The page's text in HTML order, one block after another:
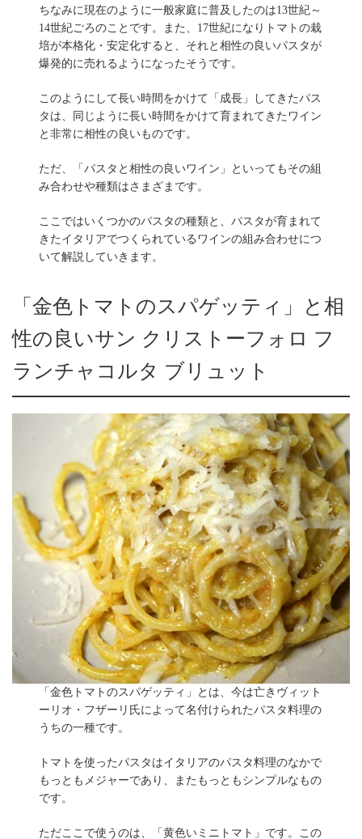
ちなみに現在のように一般家庭に普及したのは13世紀～
14世紀ごろのことです。また、17世紀になりトマトの栽
培が本格化・安定化すると、それと相性の良いパスタが
爆発的に売れるようになったそうです。
このようにして長い時間をかけて「成長」してきたパス
タは、同じように長い時間をかけて育まれてきたワイン
と非常に相性の良いものです。
ただ、「パスタと相性の良いワイン」といってもその組
み合わせや種類はさまざまです。
ここではいくつかのパスタの種類と、パスタが育まれて
きたイタリアでつくられているワインの組み合わせにつ
いて解説していきます。
「金色トマトのスパゲッティ」と相
性の良いサン クリストーフォロ フ
ランチャコルタ ブリュット
「金色トマトのスパゲッティ」とは、今は亡きヴィット
ーリオ・フザーリ氏によって名付けられたパスタ料理の
うちの一種です。
トマトを使ったパスタはイタリアのパスタ料理のなかで
もっともメジャーであり、またもっともシンプルなもの
です。
ただここで使うのは、「黄色いミニトマト」です。この